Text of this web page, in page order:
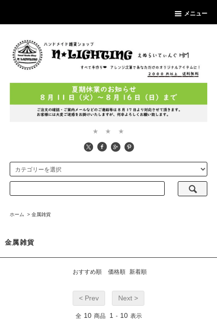
メニュー
★ ★ ★
ホーム > 金属雑貨
金属雑貨
おすすめ順 価格順 新着順
< Prev Next >
全 10 商品 1 - 10 表示